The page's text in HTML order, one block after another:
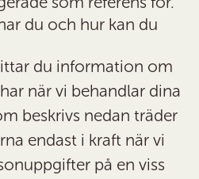
du och hur kan du
du information om
när vi behandlar dina
beskrivs nedan träder
endast i kraft när vi
på en viss